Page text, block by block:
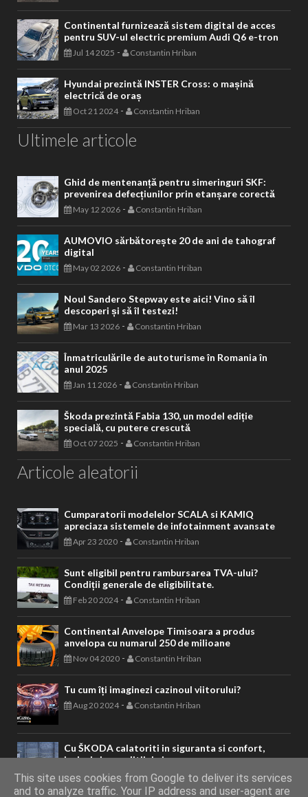
Continental furnizează sistem digital de acces
pentru SUV-ul electric premium Audi Q6 e-tron
Jul 14 2025 - Constantin Hriban
Hyundai prezintă INSTER Cross: o mașină
electrică de oraș
Oct 21 2024- Constantin Hriban
Ultimele articole
Ghid de mentenanță pentru simeringuri SKF:
prevenirea defecțiunilor prin etanșare corectă
May 12 2026 - Constantin Hriban
AUMOVIO sărbătorește 20 de ani de tahograf
digital
May 02 2026 - Constantin Hriban
Noul Sandero Stepway este aici! Vino să îl
descoperi și să îl testezi!
Mar 13 2026 - Constantin Hriban
Înmatriculările de autoturisme în Romania în
anul 2025
Jan 11 2026 - Constantin Hriban
Škoda prezintă Fabia 130, un model ediție
specială, cu putere crescută
Oct 07 2025 - Constantin Hriban
Articole aleatorii
Cumparatorii modelelor SCALA si KAMIQ
apreciaza sistemele de infotainment avansate
Apr 23 2020 - Constantin Hriban
Sunt eligibil pentru rambursarea TVA-ului?
Condiții generale de eligibilitate.
Feb 20 2024- Constantin Hriban
Continental Anvelope Timisoara a produs
anvelopa cu numarul 250 de milioane
Nov 04 2020 - Constantin Hriban
Tu cum îți imaginezi cazinoul viitorului?
Aug 20 2024- Constantin Hriban
Cu ŠKODA calatoriti in siguranta si confort,
inclusiv in conditii de iarna
Jan 18 2021- Constantin Hriban
This site uses cookies from Google to deliver its services
and to analyze traffic. Your IP address and user-agent are